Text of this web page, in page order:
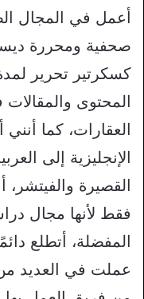
صحفية ومحررة
كسكرتير تحرير
المحتوى
العقارات، كما
الإنجليزية إلى
القصيرة
فقط لأنها مجال
المفضلة، أتطلع
عملت في العديد من